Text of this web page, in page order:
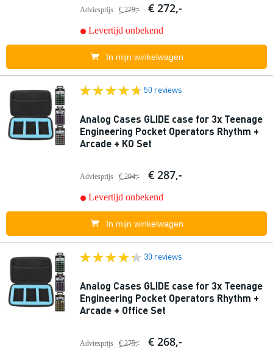
Adviesprijs € 279,- € 272,-
Levertijd onbekend
In mijn winkelwagen
50 reviews
Analog Cases GLIDE case for 3x Teenage
Engineering Pocket Operators Rhythm +
Arcade + KO Set
Adviesprijs € 294,- € 287,-
Levertijd onbekend
In mijn winkelwagen
30 reviews
Analog Cases GLIDE case for 3x Teenage
Engineering Pocket Operators Rhythm +
Arcade + Office Set
Adviesprijs € 275,- € 268,-